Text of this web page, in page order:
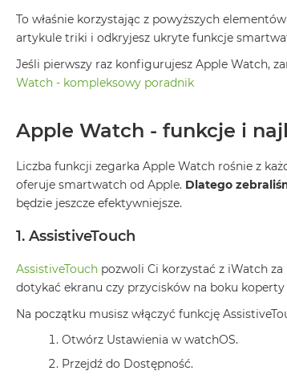
MacBook
Air
szarość
Księżycowa
MacBook
Air
Północ
MacBook
Srebrny
MacBook
Air
Złoty
Według
To właśnie korzystając z powyższych
artykule triki i odkryjesz ukryte funkcje
Jeśli pierwszy raz konfigurujesz Apple Watch,
Watch - kompleksowy poradnik
Apple Watch - funkcje i
Liczba funkcji zegarka Apple Watch rośnie z
oferuje smartwatch od Apple. Dlatego
będzie jeszcze efektywniejsze.
1. AssistiveTouch
AssistiveTouch pozwoli Ci korzystać z iWatch
dotykać ekranu czy przycisków na boku koperty
Na początku musisz włączyć funkcję
Otwórz Ustawienia w watchOS.
Przejdź do Dostępność.